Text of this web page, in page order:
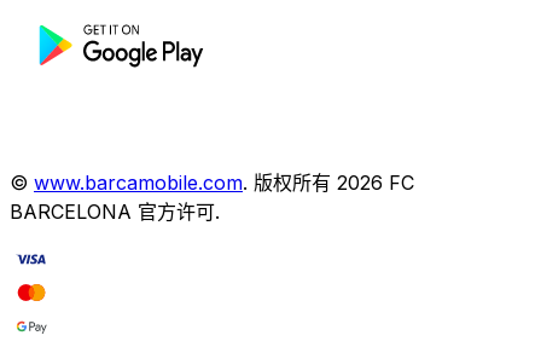
© www.barcamobile.com. 版权所有 2026 FC
BARCELONA 官方许可.